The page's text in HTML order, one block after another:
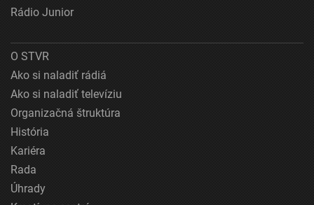
Rádio Junior
O STVR
Ako si naladiť rádiá
Ako si naladiť televíziu
Organizačná štruktúra
História
Kariéra
Rada
Úhrady